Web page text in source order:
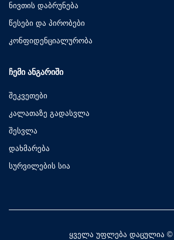
ნივთის დაბრუნება
წესები და პირობები
კონფიდენციალურობა
ᲩᲔᲛᲘ ᲐᲜᲒᲐᲠᲘᲨᲘ
შეკვეთები
კალათაზე გადასვლა
შესვლა
დახმარება
სურვილების სია
ყველა უფლება დაცულია ©